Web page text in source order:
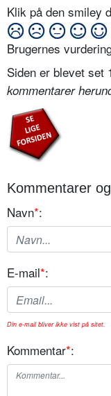
Klik på den smiley
Brugernes
Siden er blevet set
kommentarer
Kommentarer
Navn*:
E-mail*:
Din e-mail bliver ikke vist på sitet.
Kommentar*: